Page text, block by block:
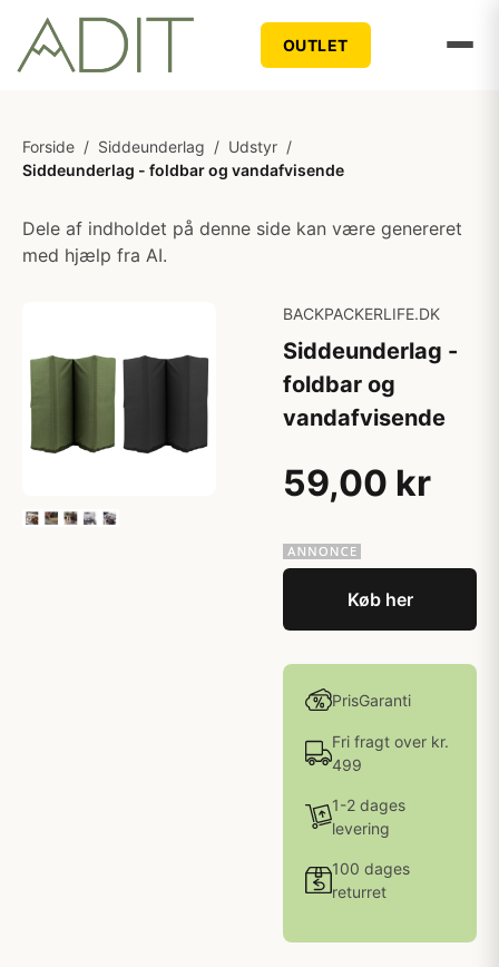
OUTLET
Forside / Siddeunderlag / Udstyr /
Siddeunderlag - foldbar og vandafvisende
Dele af indholdet på denne side kan være genereret
med hjælp fra AI.
BACKPACKERLIFE.DK
Siddeunderlag -
foldbar og
vandafvisende
59,00 kr
Køb her
PrisGaranti
Fri fragt over kr.
499
1-2 dages
levering
100 dages
returret